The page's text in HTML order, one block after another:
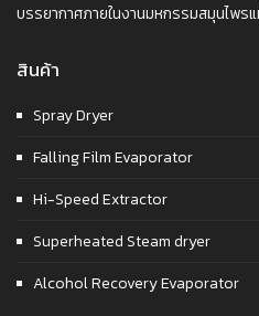
บรรยากาศภายในงานมหกรรมสมุนไพร
สินค้า
Spray Dryer
Falling Film Evaporator
Hi-Speed Extractor
Superheated Steam dryer
Alcohol Recovery Evaporator